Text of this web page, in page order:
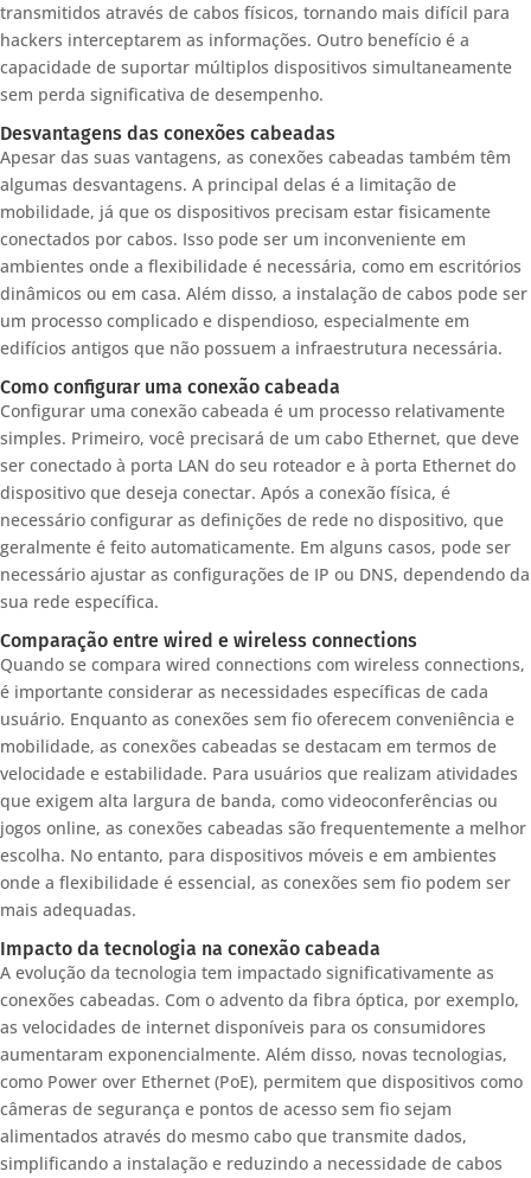
transmitidos através de cabos físicos, tornando mais difícil para
hackers interceptarem as informações. Outro benefício é a
capacidade de suportar múltiplos dispositivos simultaneamente
sem perda significativa de desempenho.
Desvantagens das conexões cabeadas
Apesar das suas vantagens, as conexões cabeadas também têm
algumas desvantagens. A principal delas é a limitação de
mobilidade, já que os dispositivos precisam estar fisicamente
conectados por cabos. Isso pode ser um inconveniente em
ambientes onde a flexibilidade é necessária, como em escritórios
dinâmicos ou em casa. Além disso, a instalação de cabos pode ser
um processo complicado e dispendioso, especialmente em
edifícios antigos que não possuem a infraestrutura necessária.
Como configurar uma conexão cabeada
Configurar uma conexão cabeada é um processo relativamente
simples. Primeiro, você precisará de um cabo Ethernet, que deve
ser conectado à porta LAN do seu roteador e à porta Ethernet do
dispositivo que deseja conectar. Após a conexão física, é
necessário configurar as definições de rede no dispositivo, que
geralmente é feito automaticamente. Em alguns casos, pode ser
necessário ajustar as configurações de IP ou DNS, dependendo da
sua rede específica.
Comparação entre wired e wireless connections
Quando se compara wired connections com wireless connections,
é importante considerar as necessidades específicas de cada
usuário. Enquanto as conexões sem fio oferecem conveniência e
mobilidade, as conexões cabeadas se destacam em termos de
velocidade e estabilidade. Para usuários que realizam atividades
que exigem alta largura de banda, como videoconferências ou
jogos online, as conexões cabeadas são frequentemente a melhor
escolha. No entanto, para dispositivos móveis e em ambientes
onde a flexibilidade é essencial, as conexões sem fio podem ser
mais adequadas.
Impacto da tecnologia na conexão cabeada
A evolução da tecnologia tem impactado significativamente as
conexões cabeadas. Com o advento da fibra óptica, por exemplo,
as velocidades de internet disponíveis para os consumidores
aumentaram exponencialmente. Além disso, novas tecnologias,
como Power over Ethernet (PoE), permitem que dispositivos como
câmeras de segurança e pontos de acesso sem fio sejam
alimentados através do mesmo cabo que transmite dados,
simplificando a instalação e reduzindo a necessidade de cabos